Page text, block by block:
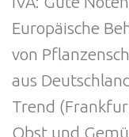
Europäische
von
aus
Trend
Obst und